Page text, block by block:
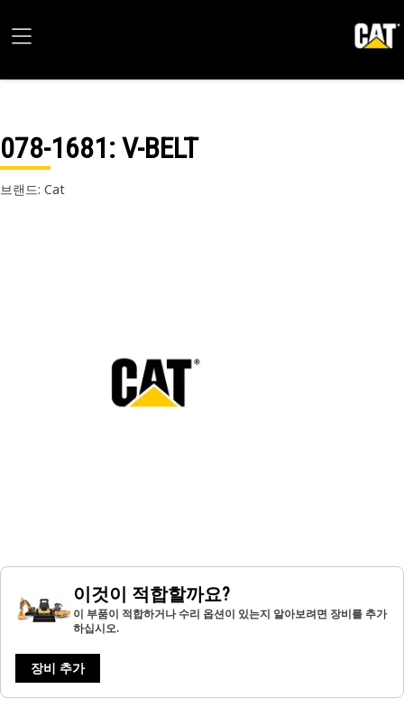
078-1681: V-BELT
브랜드: Cat
이것이 적합할까요?
이 부품이 적합하거나 수리 옵션이 있는지 알아보려면 장비를 추가
하십시오.
장비 추가